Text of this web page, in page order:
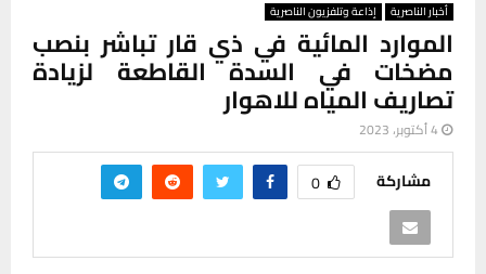
أخبار الناصرية إذاعة وتلفزيون الناصرية
الموارد المائية في ذي قار تباشر بنصب
مضخات في السدة القاطعة لزيادة
تصاريف المياه للاهوار
4 أكتوبر، 2023
مشاركة 0